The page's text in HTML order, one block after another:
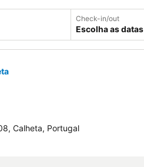
Check-in/out
Escolha as datas
Calheta, Portugal